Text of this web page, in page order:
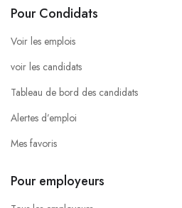
Pour Condidats
Voir les emplois
voir les candidats
Tableau de bord des candidats
Alertes d’emploi
Mes favoris
Pour employeurs